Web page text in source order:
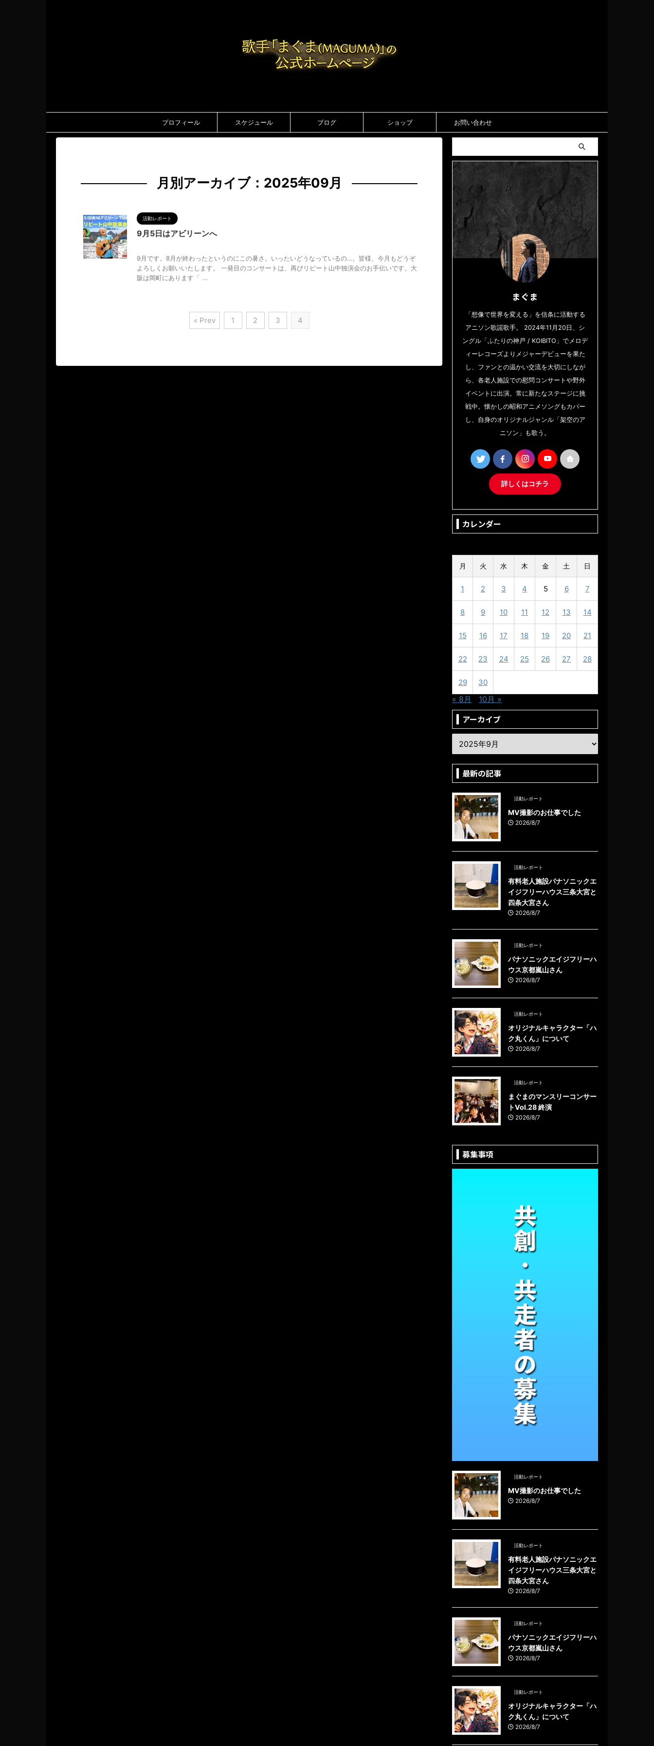
プロフィール スケジュール ブログ ショップ お問い合わせ
月別アーカイブ：2025年09月
活動レポート
9月5日はアビリーンへ
9月です。8月が終わったというのにこの暑さ。いったいどうなっているの…。皆様、今月もどうぞ
よろしくお願いいたします。 一発目のコンサートは、再びリピート山中独演会のお手伝いです。大
阪は岡町にあります「 ...
« Prev 1 2 3 4
まぐま
「想像で世界を変える」を信条に活動する
アニソン歌謡歌手。 2024年11月20日、シ
ングル「ふたりの神戸 / KOIBITO」でメロデ
ィーレコーズよりメジャーデビューを果た
し、ファンとの温かい交流を大切にしなが
ら、各老人施設での慰問コンサートや野外
イベントに出演。常に新たなステージに挑
戦中。懐かしの昭和アニメソングもカバー
し、自身のオリジナルジャンル「架空のア
ニソン」も歌う。
詳しくはコチラ
カレンダー
月 火 水 木 金 土 日
1 2 3 4 5 6 7
8 9 10 11 12 13 14
15 16 17 18 19 20 21
22 23 24 25 26 27 28
29 30
« 8月 10月 »
アーカイブ
最新の記事
活動レポート
MV撮影のお仕事でした
2026/8/7
活動レポート
有料老人施設パナソニックエ
イジフリーハウス三条大宮と
四条大宮さん
2026/8/7
活動レポート
パナソニックエイジフリーハ
ウス京都嵐山さん
2026/8/7
活動レポート
オリジナルキャラクター「ハ
ク丸くん」について
2026/8/7
活動レポート
まぐまのマンスリーコンサー
トVol.28 終演
2026/8/7
募集事項
活動レポート
MV撮影のお仕事でした
2026/8/7
活動レポート
有料老人施設パナソニックエ
イジフリーハウス三条大宮と
四条大宮さん
2026/8/7
活動レポート
パナソニックエイジフリーハ
ウス京都嵐山さん
2026/8/7
活動レポート
オリジナルキャラクター「ハ
ク丸くん」について
2026/8/7